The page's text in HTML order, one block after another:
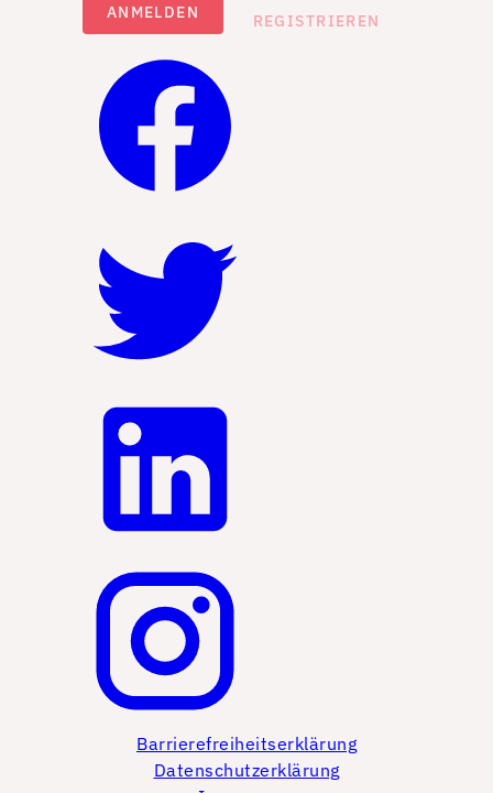
ANMELDEN REGISTRIEREN
Barrierefreiheitserklärung
Datenschutzerklärung